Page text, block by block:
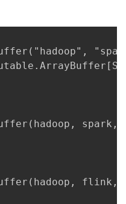
flink,